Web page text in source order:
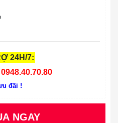
24H/7:
0948.40.70.80
đãi !
NGAY